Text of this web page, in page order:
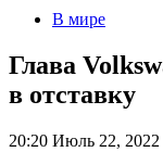
В мире
Глава
в отставку
20:20 Июль 22, 2022